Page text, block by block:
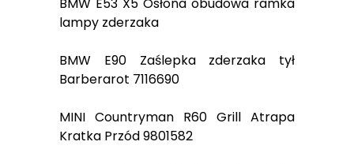
BMW E53 X5 Osłona obudowa ramka
lampy zderzaka
BMW E90 Zaślepka zderzaka tył
Barberarot 7116690
MINI Countryman R60 Grill Atrapa
Kratka Przód 9801582